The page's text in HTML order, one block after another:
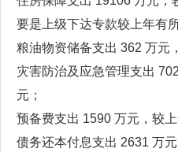
要是上级下达专款较上年有
粮油物资储备支出 362 万元
灾害防治及应急管理支出
元；
预备费支出 1590 万元，较
债务还本付息支出 2631 万